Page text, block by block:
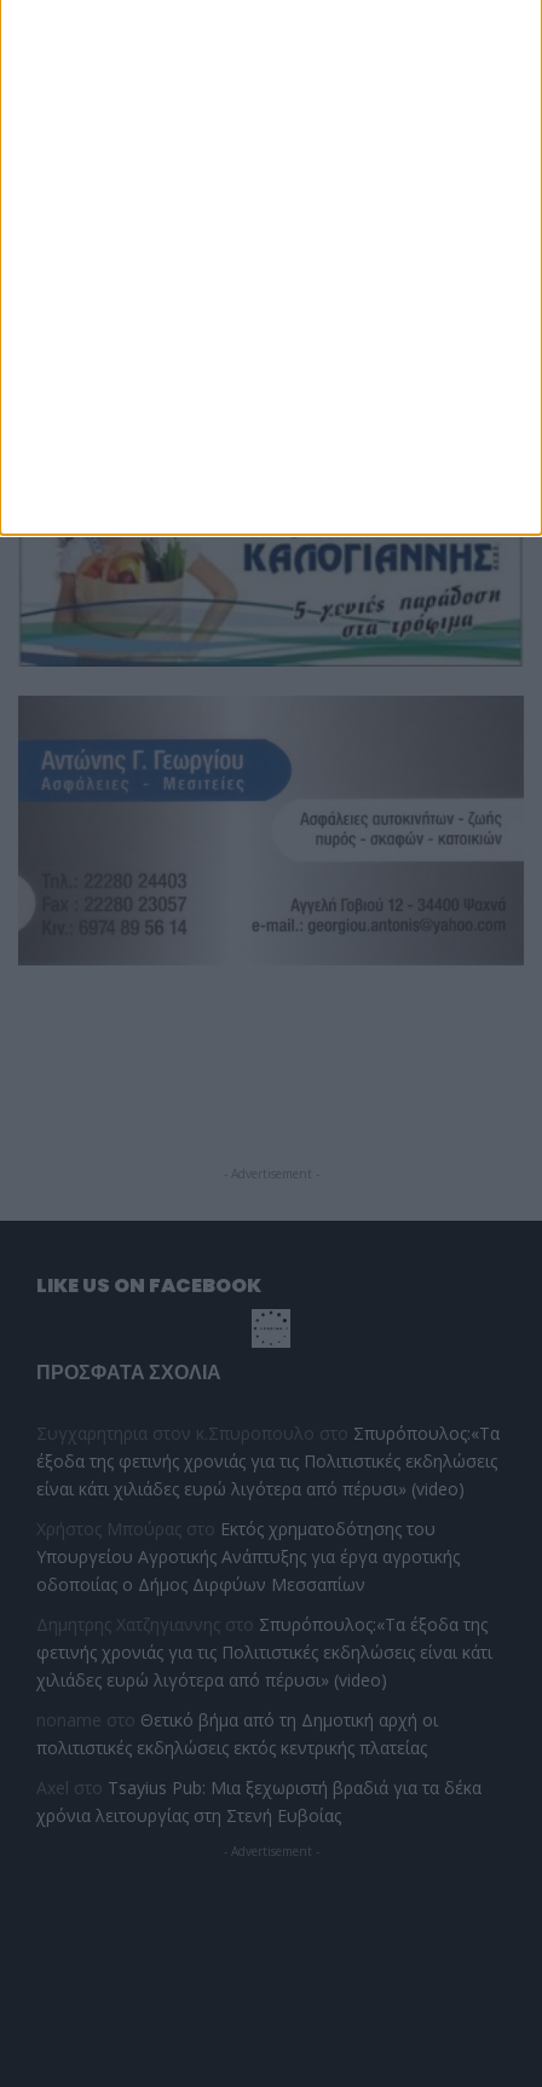
- Advertisement -
LIKE US ON FACEBOOK
ΠΡΌΣΦΑΤΑ ΣΧΌΛΙΑ
Συγχαρητηρια στον κ.Σπυροπουλο στο Σπυρόπουλος:«Τα
έξοδα της φετινής χρονιάς για τις Πολιτιστικές εκδηλώσεις
είναι κάτι χιλιάδες ευρώ λιγότερα από πέρυσι» (video)
Χρήστος Μπούρας στο Εκτός χρηματοδότησης του
Υπουργείου Αγροτικής Ανάπτυξης για έργα αγροτικής
οδοποιίας ο Δήμος Διρφύων Μεσσαπίων
Δημητρης Χατζηγιαννης στο Σπυρόπουλος:«Τα έξοδα της
φετινής χρονιάς για τις Πολιτιστικές εκδηλώσεις είναι κάτι
χιλιάδες ευρώ λιγότερα από πέρυσι» (video)
noname στο Θετικό βήμα από τη Δημοτική αρχή οι
πολιτιστικές εκδηλώσεις εκτός κεντρικής πλατείας
Axel στο Tsayius Pub: Μια ξεχωριστή βραδιά για τα δέκα
χρόνια λειτουργίας στη Στενή Ευβοίας
- Advertisement -